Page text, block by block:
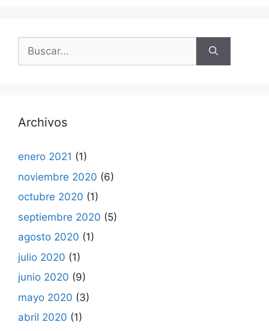
Buscar:
Archivos
enero 2021 (1)
noviembre 2020 (6)
octubre 2020 (1)
septiembre 2020 (5)
agosto 2020 (1)
julio 2020 (1)
junio 2020 (9)
mayo 2020 (3)
abril 2020 (1)